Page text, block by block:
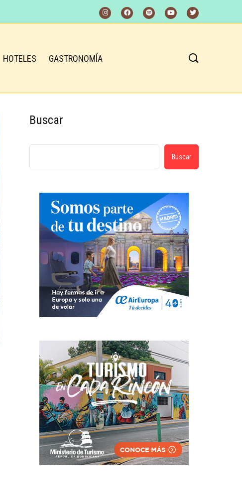
HOTELES GASTRONOMÍA
Buscar
Buscar